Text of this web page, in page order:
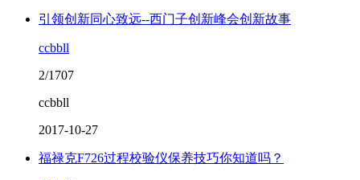
引领创新同心致远--西门子创新峰会创新故事
ccbbll
2/1707
ccbbll
2017-10-27
福禄克F726过程校验仪保养技巧你知道吗？